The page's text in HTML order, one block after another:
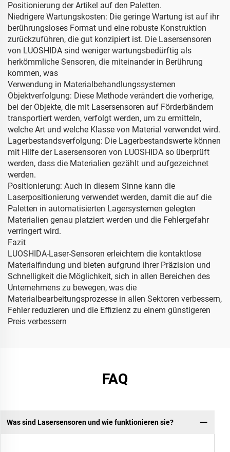
Positionierung der Artikel auf den Paletten.
Niedrigere Wartungskosten: Die geringe Wartung ist auf ihr
berührungsloses Format und eine robuste Konstruktion
zurückzuführen, die gut konzipiert ist. Die Lasersensoren
von LUOSHIDA sind weniger wartungsbedürftig als
herkömmliche Sensoren, die miteinander in Berührung
kommen, was
Verwendung in Materialbehandlungssystemen
Objektverfolgung: Diese Methode verändert die vorherige,
bei der Objekte, die mit Lasersensoren auf Förderbändern
transportiert werden, verfolgt werden, um zu ermitteln,
welche Art und welche Klasse von Material verwendet wird.
Lagerbestandsverfolgung: Die Lagerbestandswerte können
mit Hilfe der Lasersensoren von LUOSHIDA so überprüft
werden, dass die Materialien gezählt und aufgezeichnet
werden.
Positionierung: Auch in diesem Sinne kann die
Laserpositionierung verwendet werden, damit die auf die
Paletten in automatisierten Lagersystemen gelegten
Materialien genau platziert werden und die Fehlergefahr
verringert wird.
Fazit
LUOSHIDA-Laser-Sensoren erleichtern die kontaktlose
Materialfindung und bieten aufgrund ihrer Präzision und
Schnelligkeit die Möglichkeit, sich in allen Bereichen des
Unternehmens zu bewegen, was die
Materialbearbeitungsprozesse in allen Sektoren verbessern,
Fehler reduzieren und die Effizienz zu einem günstigeren
Preis verbessern
FAQ
Was sind Lasersensoren und wie funktionieren sie?